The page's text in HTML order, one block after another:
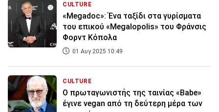
CULTURE
«Megadoc»: Ένα ταξίδι στα γυρίσματα
του επικού «Megalopolis» του Φράνσις
Φορντ Κόπολα
01 Αυγ 2025 10:49
CULTURE
Ο πρωταγωνιστής της ταινίας «Babe»
έγινε vegan από τη δεύτερη μέρα των